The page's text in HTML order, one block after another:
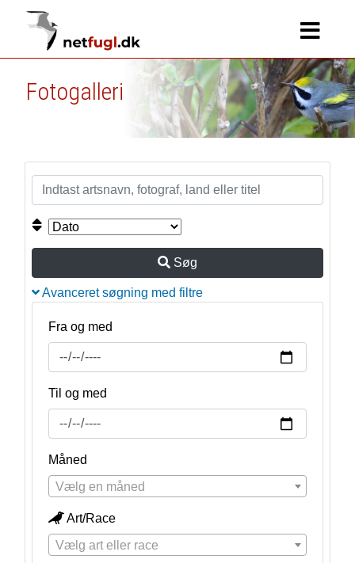
Fotogalleri
Søg
Avanceret søgning med filtre
Fra og med
Til og med
Måned
Vælg en måned
Art/Race
Vælg art eller race